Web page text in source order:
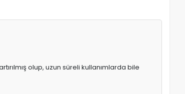
olup, uzun süreli kullanımlarda bile